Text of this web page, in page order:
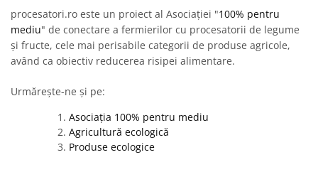
procesatori.ro este un proiect al Asociației "100% pentru
mediu" de conectare a fermierilor cu procesatorii de legume
și fructe, cele mai perisabile categorii de produse agricole,
având ca obiectiv reducerea risipei alimentare.
Urmărește-ne și pe:
Asociația 100% pentru mediu
Agricultură ecologică
Produse ecologice